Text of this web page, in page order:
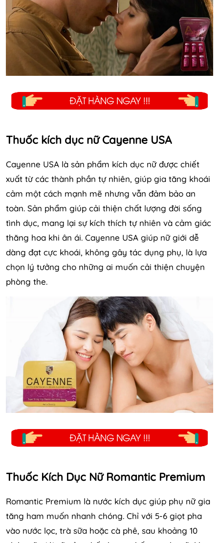
Thuốc kích dục nữ Cayenne USA
Cayenne USA là sản phẩm kích dục nữ được chiết
xuất từ các thành phần tự nhiên, giúp gia tăng khoái
cảm một cách mạnh mẽ nhưng vẫn đảm bảo an
toàn. Sản phẩm giúp cải thiện chất lượng đời sống
tình dục, mang lại sự kích thích tự nhiên và cảm giác
thăng hoa khi ân ái. Cayenne USA giúp nữ giới dễ
dàng đạt cực khoái, không gây tác dụng phụ, là lựa
chọn lý tưởng cho những ai muốn cải thiện chuyện
phòng the.
Thuốc Kích Dục Nữ Romantic Premium
Romantic Premium là nước kích dục giúp phụ nữ gia
tăng ham muốn nhanh chóng. Chỉ với 5-6 giọt pha
vào nước lọc, trà sữa hoặc cà phê, sau khoảng 10